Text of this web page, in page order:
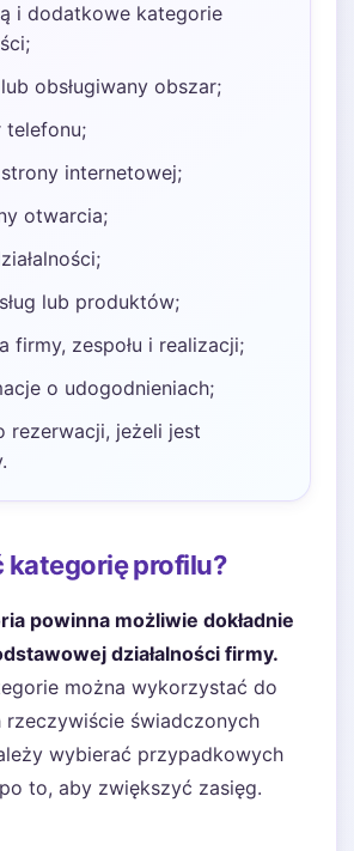
i dodatkowe kategorie
obsługiwany obszar;
telefonu;
internetowej;
otwarcia;
lub produktów;
firmy, zespołu i realizacji;
o udogodnieniach;
rezerwacji, jeżeli jest
kategorię profilu?
powinna możliwie dokładnie
działalności firmy.
można wykorzystać do
rzeczywiście świadczonych
wybierać przypadkowych
to, aby zwiększyć zasięg.